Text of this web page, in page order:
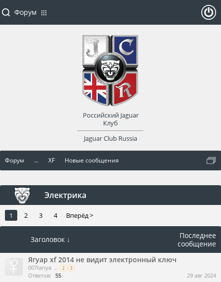
Форум ... XF Новые сообщения
Электрика
1 2 3 4 Вперёд >
Заголовок ↓
Последнее
сообщение
Ягуар xf 2014 не видит электронный ключ
007tanya ... 2 3
Ответов: 55 29 авг 2024
Форум
Российский Jaguar
Клуб
Jaguar Club Russia
оват